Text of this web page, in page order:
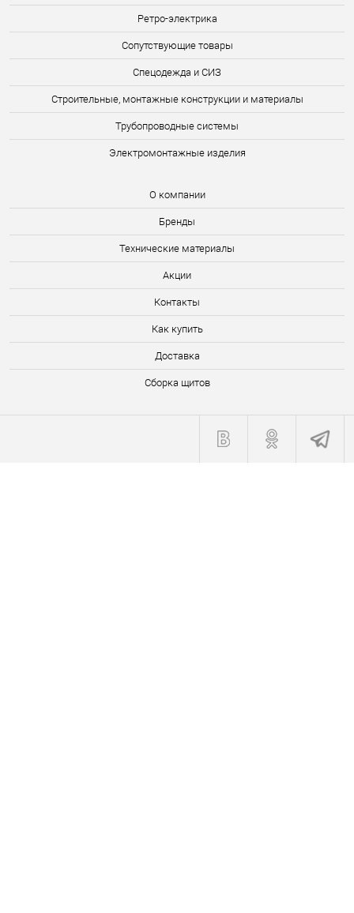
Ретро-электрика
Сопутствующие товары
Спецодежда и СИЗ
Строительные, монтажные конструкции и материалы
Трубопроводные системы
Электромонтажные изделия
О компании
Бренды
Технические материалы
Акции
Контакты
Как купить
Доставка
Сборка щитов